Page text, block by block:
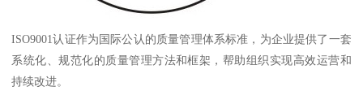
ISO9001认证作为国际公认的质量管理体系标准，为企业提供了一套
系统化、规范化的质量管理方法和框架，帮助组织实现高效运营和
持续改进。